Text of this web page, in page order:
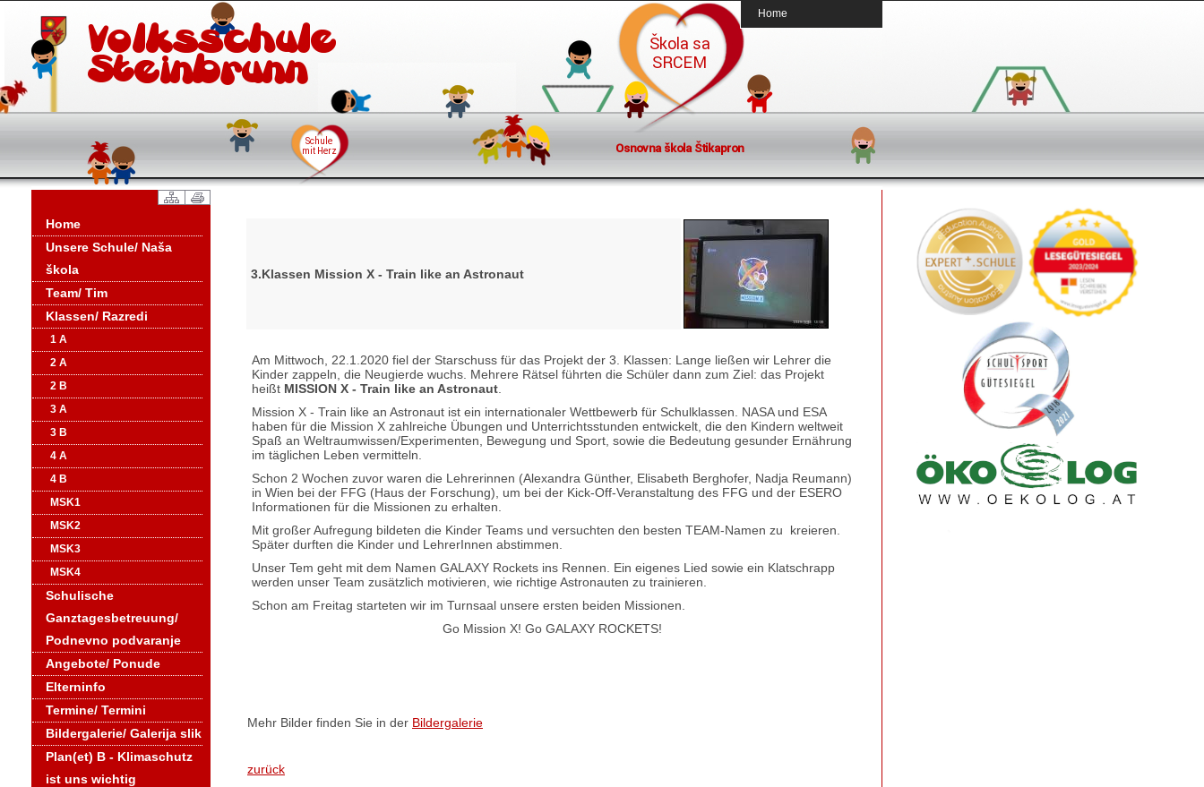
Home
Home
Unsere Schule/ Naša
škola
Team/ Tim
Klassen/ Razredi
1 A
2 A
2 B
3 A
3 B
4 A
4 B
MSK1
MSK2
MSK3
MSK4
Schulische
Ganztagesbetreuung/
Podnevno podvaranje
Angebote/ Ponude
Elterninfo
Termine/ Termini
Bildergalerie/ Galerija slik
Plan(et) B - Klimaschutz
ist uns wichtig
3.Klassen Mission X - Train like an Astronaut
Am Mittwoch, 22.1.2020 fiel der Starschuss für das Projekt der 3. Klassen: Lange ließen wir Lehrer die
Kinder zappeln, die Neugierde wuchs. Mehrere Rätsel führten die Schüler dann zum Ziel: das Projekt
heißt MISSION X - Train like an Astronaut
Mission X - Train like an Astronaut ist ein internationaler Wettbewerb für Schulklassen. NASA und ESA
haben für die Mission X zahlreiche Übungen und Unterrichtsstunden entwickelt, die den Kindern weltweit
Spaß an Weltraumwissen/Experimenten, Bewegung und Sport, sowie die Bedeutung gesunder Ernährung
im täglichen Leben vermitteln.
Schon 2 Wochen zuvor waren die Lehrerinnen (Alexandra Günther, Elisabeth Berghofer, Nadja Reumann)
in Wien bei der FFG (Haus der Forschung), um bei der Kick-Off-Veranstaltung des FFG und der ESERO
Informationen für die Missionen zu erhalten.
Mit großer Aufregung bildeten die Kinder Teams und versuchten den besten TEAM-Namen zu kreieren.
Später durften die Kinder und LehrerInnen abstimmen.
Unser Tem geht mit dem Namen GALAXY Rockets ins Rennen. Ein eigenes Lied sowie ein Klatschrapp
werden unser Team zusätzlich motivieren, wie richtige Astronauten zu trainieren.
Schon am Freitag starteten wir im Turnsaal unsere ersten beiden Missionen.
Go Mission X! Go GALAXY ROCKETS!
Mehr Bilder finden Sie in der Bildergalerie
zurück